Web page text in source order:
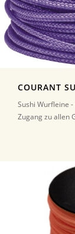
COURANT
Sushi Wurfleine
Zugang zu allen